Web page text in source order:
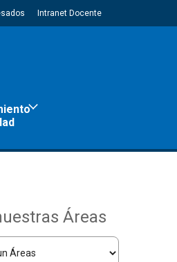
Intranet Docente
Áreas